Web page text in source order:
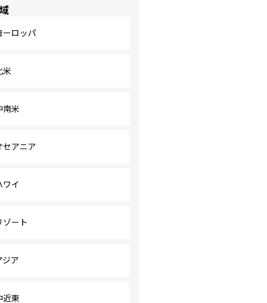
ーロッパ
米
南米
セアニア
ワイ
ゾート
ジア
近東